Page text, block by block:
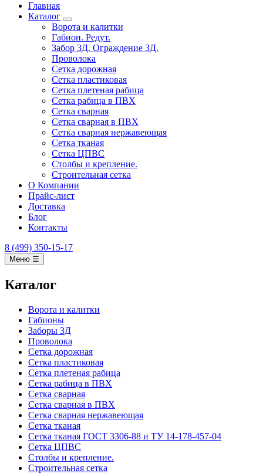
Главная
Каталог
Ворота и калитки
Габион. Редут.
Забор 3Д. Ограждение 3Д.
Проволока
Сетка дорожная
Сетка пластиковая
Сетка плетеная рабица
Сетка рабица в ПВХ
Сетка сварная
Сетка сварная в ПВХ
Сетка сварная нержавеющая
Сетка тканая
Сетка ЦПВС
Столбы и крепление.
Строительная сетка
О Компании
Прайс-лист
Доставка
Блог
Контакты
8 (499) 350-15-17
Меню ☰
Каталог
Ворота и калитки
Габионы
Заборы 3Д
Проволока
Сетка дорожная
Сетка пластиковая
Сетка плетеная рабица
Сетка рабица в ПВХ
Сетка сварная
Сетка сварная в ПВХ
Сетка сварная нержавеющая
Сетка тканая
Сетка тканая ГОСТ 3306-88 и ТУ 14-178-457-04
Сетка ЦПВС
Столбы и крепление.
Строительная сетка